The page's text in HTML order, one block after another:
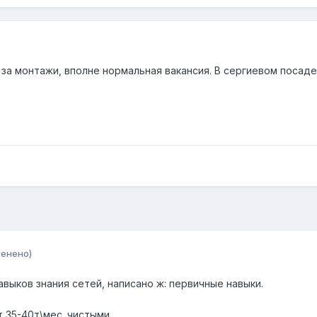
монтажи, вполне нормальная вакансия. В сергиевом
знания сетей, написано ж: первичные навыки.